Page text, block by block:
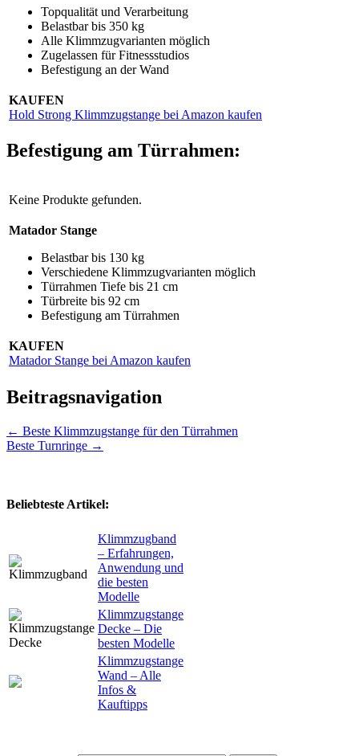
Topqualität und Verarbeitung
Belastbar bis 350 kg
Alle Klimmzugvarianten möglich
Zugelassen für Fitnessstudios
Befestigung an der Wand
KAUFEN
Hold Strong Klimmzugstange bei Amazon kaufen
Befestigung am Türrahmen:
Keine Produkte gefunden.
Matador Stange
Belastbar bis 130 kg
Verschiedene Klimmzugvarianten möglich
Türrahmen Tiefe bis 21 cm
Türbreite bis 92 cm
Befestigung am Türrahmen
KAUFEN
Matador Stange bei Amazon kaufen
Beitragsnavigation
← Beste Klimmzugstange für den Türrahmen
Beste Turnringe →
Beliebteste Artikel:
Klimmzugband
– Erfahrungen,
Anwendung und
die besten
Modelle
Klimmzugstange
Decke – Die
besten Modelle
Klimmzugstange
Wand – Alle
Infos &
Kauftipps